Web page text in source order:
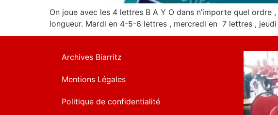
On joue avec les 4 lettres B A Y O dans n’importe quel
longueur. Mardi en 4-5-6 lettres , mercredi en 7 lettres ,
Archives Biarritz
Mentions Légales
Politique de confidentialité